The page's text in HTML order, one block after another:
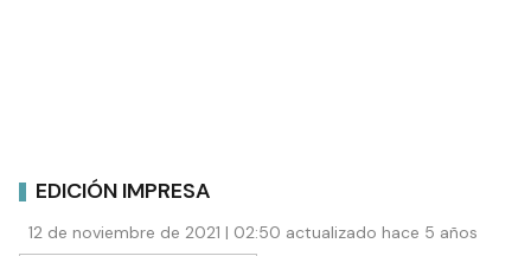
EDICIÓN IMPRESA
12 de noviembre de 2021 | 02:50 actualizado hace 5 años